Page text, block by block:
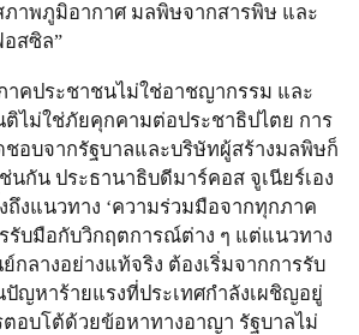
ภาพภูมิอากาศ มลพิษจากสารพิษ และ
อสซิล”
าคประชาชนไม่ใช่อาชญากรรม และ
ติไม่ใช่ภัยคุกคามต่อประชาธิปไตย การ
ชอบจากรัฐบาลและบริษัทผู้สร้างมลพิษก็
นกัน ประธานาธิบดีมาร์คอส จูเนียร์เอง
ถึงแนวทาง ‘ความร่วมมือจากทุกภาค
รับมือกับวิกฤตการณ์ต่าง ๆ แต่แนวทาง
กลางอย่างแท้จริง ต้องเริ่มจากการรับ
ญหาร้ายแรงที่ประเทศกำลังเผชิญอยู่
อบโต้ด้วยข้อหาทางอาญา รัฐบาลไม่